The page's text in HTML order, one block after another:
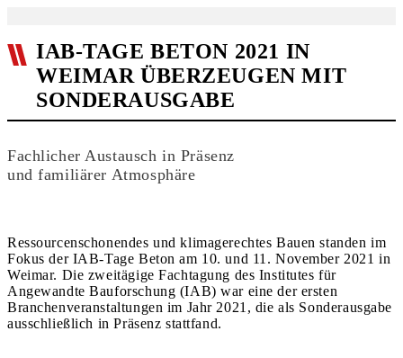
IAB-TAGE BETON 2021 IN
WEIMAR ÜBERZEUGEN MIT
SONDERAUSGABE
Fachlicher Austausch in Präsenz
und familiärer Atmosphäre
Ressourcenschonendes und klimagerechtes Bauen standen im
Fokus der IAB-Tage Beton am 10. und 11. November 2021 in
Weimar. Die zweitägige Fachtagung des Institutes für
Angewandte Bauforschung (IAB) war eine der ersten
Branchenveranstaltungen im Jahr 2021, die als Sonderausgabe